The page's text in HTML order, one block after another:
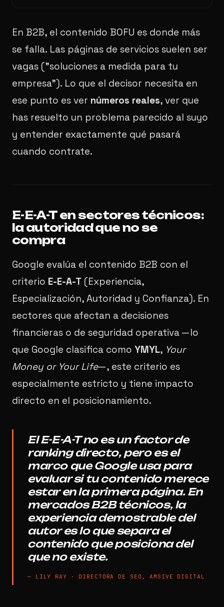
En B2B, el contenido BOFU es donde más
se falla. Las páginas de servicios suelen ser
vagas ("soluciones a medida para tu
empresa"). Lo que el decisor necesita en
ese punto es ver números reales, ver que
has resuelto un problema parecido al suyo
y entender exactamente qué pasará
cuando contrate.
E-E-A-T en sectores técnicos:
la autoridad que no se
compra
Google evalúa el contenido B2B con el
criterio E-E-A-T (Experiencia,
Especialización, Autoridad y Confianza). En
sectores que afectan a decisiones
financieras o de seguridad operativa —lo
que Google clasifica como YMYL, Your
Money or Your Life—, este criterio es
especialmente estricto y tiene impacto
directo en el posicionamiento.
El E-E-A-T no es un factor de
ranking directo, pero es el
marco que Google usa para
evaluar si tu contenido merece
estar en la primera página. En
mercados B2B técnicos, la
experiencia demostrable del
autor es lo que separa el
contenido que posiciona del
que no existe.
— LILY RAY · DIRECTORA DE SEO, AMSIVE DIGITAL